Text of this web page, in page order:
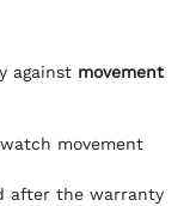
against movement
movement
after the warranty